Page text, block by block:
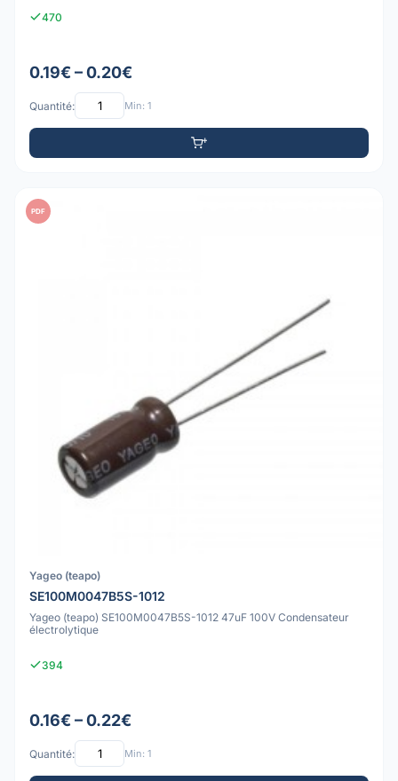
470
0.19€ – 0.20€
Quantité: Min: 1
PDF
Yageo (teapo)
SE100M0047B5S-1012
Yageo (teapo) SE100M0047B5S-1012 47uF 100V Condensateur
électrolytique
394
0.16€ – 0.22€
Quantité: Min: 1